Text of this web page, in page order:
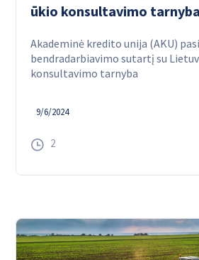
ūkio konsultavimo tarnyba
Akademinė kredito unija (AKU)
bendradarbiavimo sutartį su
konsultavimo tarnyba
9/6/2024
2